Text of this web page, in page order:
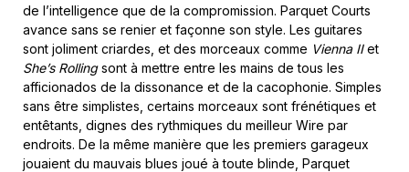
de l’intelligence que de la compromission. Parquet Courts
avance sans se renier et façonne son style. Les guitares
sont joliment criardes, et des morceaux comme Vienna IIet
She’s Rollingsont à mettre entre les mains de tous les
afficionados de la dissonance et de la cacophonie. Simples
sans être simplistes, certains morceaux sont frénétiques et
entêtants, dignes des rythmiques du meilleur Wire par
endroits. De la même manière que les premiers garageux
jouaient du mauvais blues joué à toute blinde, Parquet